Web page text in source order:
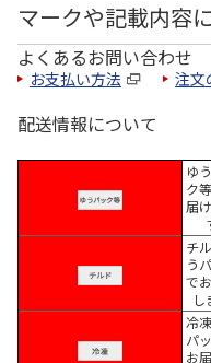
マークや記載内容
よくあるお問い合わせ
お支払い方法 注文
配送情報について
ゆ
ク
届
チ
う
で
し
冷
パ
お